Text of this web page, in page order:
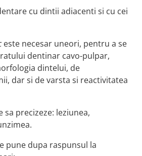
cu dintii adiacenti si cu cei
este necesar uneori, pentru a se
dentinar cavo-pulpar,
dintelui, de
dar si de varsta si reactivitatea
sa precizeze: leziunea,
pune dupa raspunsul la